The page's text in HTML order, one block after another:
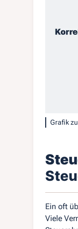
Grafik
Ein oft
Viele